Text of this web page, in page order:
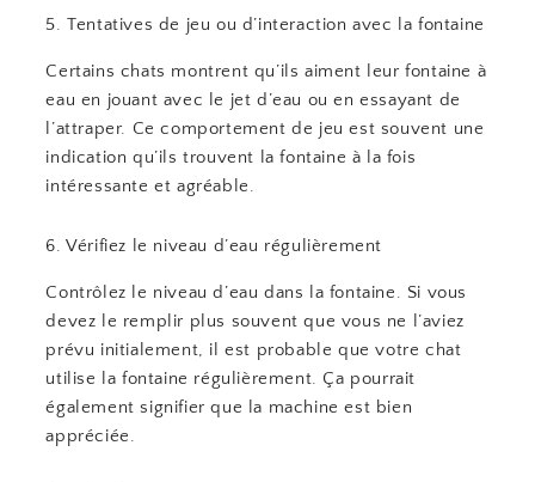
5. Tentatives de jeu ou d’interaction avec la fontaine
Certains chats montrent qu’ils aiment leur fontaine à
eau en jouant avec le jet d’eau ou en essayant de
l’attraper. Ce comportement de jeu est souvent une
indication qu’ils trouvent la fontaine à la fois
intéressante et agréable.
6. Vérifiez le niveau d’eau régulièrement
Contrôlez le niveau d’eau dans la fontaine. Si vous
devez le remplir plus souvent que vous ne l’aviez
prévu initialement, il est probable que votre chat
utilise la fontaine régulièrement. Ça pourrait
également signifier que la machine est bien
appréciée.